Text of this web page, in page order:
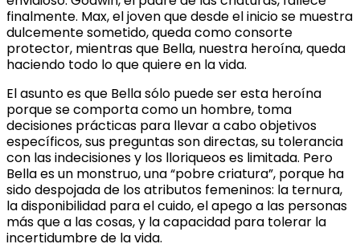
finalmente. Max, el joven que desde el inicio se muestra
dulcemente sometido, queda como consorte
protector, mientras que Bella, nuestra heroína, queda
haciendo todo lo que quiere en la vida.
El asunto es que Bella sólo puede ser esta heroína
porque se comporta como un hombre, toma
decisiones prácticas para llevar a cabo objetivos
específicos, sus preguntas son directas, su tolerancia
con las indecisiones y los lloriqueos es limitada. Pero
Bella es un monstruo, una “pobre criatura”, porque ha
sido despojada de los atributos femeninos: la ternura,
la disponibilidad para el cuido, el apego a las personas
más que a las cosas, y la capacidad para tolerar la
incertidumbre de la vida.